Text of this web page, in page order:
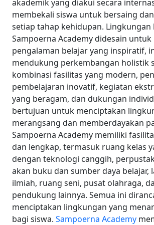
akademik yang diakui secara
membekali siswa untuk bersaing
setiap tahap kehidupan. Lingkungan
Sampoerna Academy didesain
pengalaman belajar yang inspiratif,
mendukung perkembangan holistik
kombinasi fasilitas yang modern,
pembelajaran inovatif, kegiatan
yang beragam, dan dukungan
bertujuan untuk menciptakan
merangsang dan memberdayakan
Sampoerna Academy memiliki
dan lengkap, termasuk ruang kelas
dengan teknologi canggih,
akan buku dan sumber daya belajar,
ilmiah, ruang seni, pusat olahraga,
pendukung lainnya. Semua ini
menciptakan lingkungan yang
bagi siswa. Sampoerna Academy